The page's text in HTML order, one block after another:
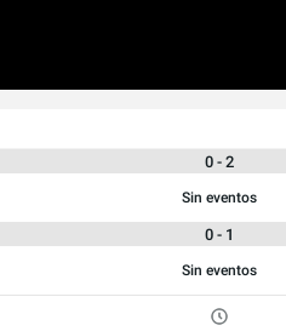
0 - 2
Sin eventos
0 - 1
Sin eventos